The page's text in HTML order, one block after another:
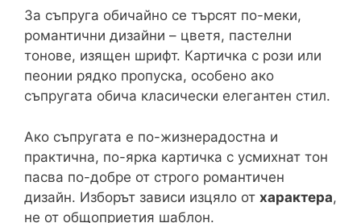
За съпруга обичайно се търсят по-меки,
романтични дизайни – цветя, пастелни
тонове, изящен шрифт. Картичка с рози или
пеонии рядко пропуска, особено ако
съпругата обича класически елегантен стил.
Ако съпругата е по-жизнерадостна и
практична, по-ярка картичка с усмихнат тон
пасва по-добре от строго романтичен
дизайн. Изборът зависи изцяло от характера,
не от общоприетия шаблон.